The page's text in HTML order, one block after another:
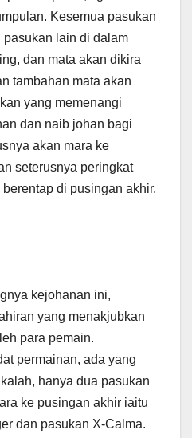
Kesemua pasukan
lain di dalam
dan mata akan dikira
tambahan mata akan
yang memenangi
dan naib johan bagi
akan mara ke
seterusnya peringkat
di pusingan akhir.
kejohanan ini,
yang menakjubkan
para pemain.
permainan, ada yang
hanya dua pasukan
ke pusingan akhir iaitu
dan pasukan X-Calma.